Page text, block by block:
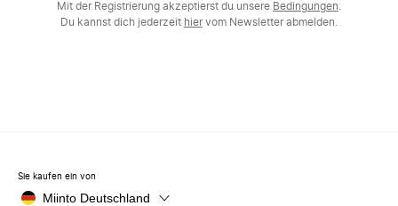
Mit der Registrierung akzeptierst du unsere Bedingungen
Du kannst dich jederzeit hiervom Newsletter abmelden.
Sie kaufen ein von
Miinto Deutschland